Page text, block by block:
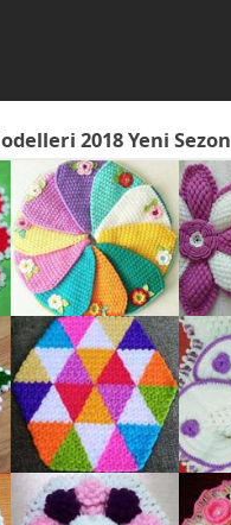
2018 Yeni Sezon